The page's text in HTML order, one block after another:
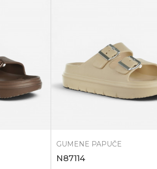
GUMENE PAPUČE
N87114